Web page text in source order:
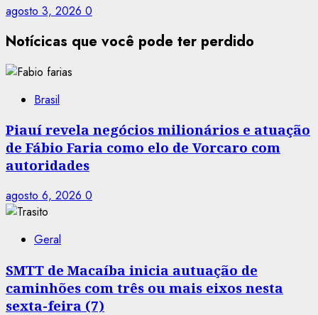
agosto 3, 2026 0
Notícicas que você pode ter perdido
Brasil
Piauí revela negócios milionários e atuação
de Fábio Faria como elo de Vorcaro com
autoridades
agosto 6, 2026 0
Geral
SMTT de Macaíba inicia autuação de
caminhões com três ou mais eixos nesta
sexta-feira (7)